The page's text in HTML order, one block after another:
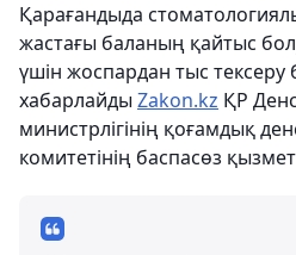
Қарағандыда
жастағы баланың қайтыс
үшін жоспардан тыс тексеру
хабарлайды Zakon.kz ҚР
министрлігінің қоғамдық
комитетінің баспасөз